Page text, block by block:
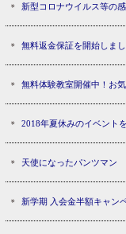
新型コロナウイルス等の
無料返金保証を開始しまし
無料体験教室開催中！お
2018年夏休みのイベント
天使になったパンツマン
新学期 入会金半額キャン